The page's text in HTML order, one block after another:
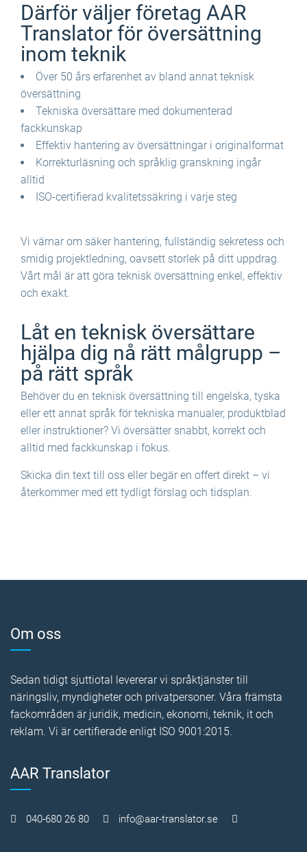
Därför väljer företag AAR
Translator för översättning
inom teknik
Över 50 års erfarenhet av bland annat teknisk
översättning
Tekniska översättare med dokumenterad
fackkunskap
Effektiv hantering av översättningar i originalformat
Korrekturläsning och språklig granskning ingår
alltid
ISO-certifierad kvalitetssäkring i varje steg
Vi värnar om säker hantering, fullständig sekretess och
smidig projektledning, oavsett storlek på ditt uppdrag.
Vårt mål är att göra teknisk översättning enkel, effektiv
och exakt.
Låt en teknisk översättare
hjälpa dig nå rätt målgrupp –
på rätt språk
Behöver du en teknisk översättning till engelska, tyska
eller ett annat språk för tekniska manualer, produktblad
eller instruktioner? Vi översätter snabbt, korrekt och
alltid med fackkunskap i fokus.
Skicka din text till oss eller begär en offert direkt – vi
återkommer med ett tydligt förslag och tidsplan.
Om oss
Sedan tidigt sjuttiotal levererar vi språktjänster till
näringsliv, myndigheter och privatpersoner. Våra främsta
fackområden är juridik, medicin, ekonomi, teknik, it och
reklam. Vi är certifierade enligt ISO 9001:2015.
AAR Translator
040-680 26 80 info@aar-translator.se